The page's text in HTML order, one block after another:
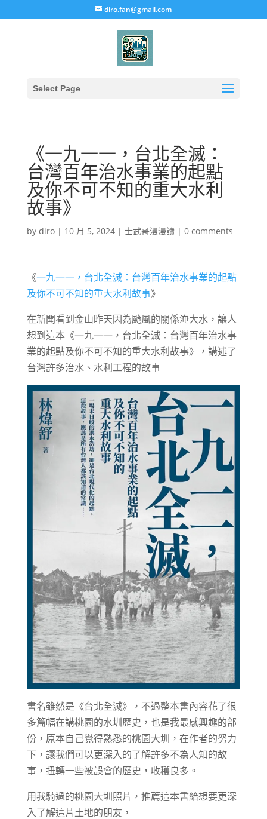
diro.fan@gmail.com
Select Page
《一九一一，台北全滅：
台灣百年治水事業的起點
及你不可不知的重大水利
故事》
by diro| 10 月 5, 2024| 士武哥漫漫讀| 0 comments
《一九一一，台北全滅：台灣百年治水事業的起點
及你不可不知的重大水利故事》
在新聞看到金山昨天因為颱風的關係淹大水，讓人
想到這本《一九一一，台北全滅：台灣百年治水事
業的起點及你不可不知的重大水利故事》，講述了
台灣許多治水、水利工程的故事
書名雖然是《台北全滅》，不過整本書內容花了很
多篇幅在講桃園的水圳歷史，也是我最感興趣的部
份，原本自己覺得熟悉的桃園大圳，在作者的努力
下，讓我們可以更深入的了解許多不為人知的故
事，扭轉一些被誤會的歷史，收穫良多。
用我騎過的桃園大圳照片，推薦這本書給想要更深
入了解這片土地的朋友，